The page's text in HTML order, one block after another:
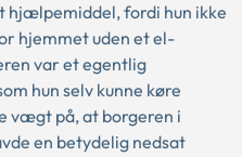
hjælpemiddel, fordi hun ikke
hjemmet uden et el-
var et egentlig
hun selv kunne køre
vægt på, at borgeren i
en betydelig nedsat